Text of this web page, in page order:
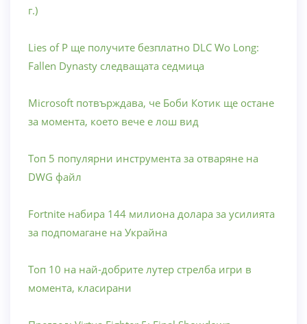
г.)
Lies of P ще получите безплатно DLC Wo Long:
Fallen Dynasty следващата седмица
Microsoft потвърждава, че Боби Котик ще остане
за момента, което вече е лош вид
Топ 5 популярни инструмента за отваряне на
DWG файл
Fortnite набира 144 милиона долара за усилията
за подпомагане на Украйна
Топ 10 на най-добрите лутер стрелба игри в
момента, класирани